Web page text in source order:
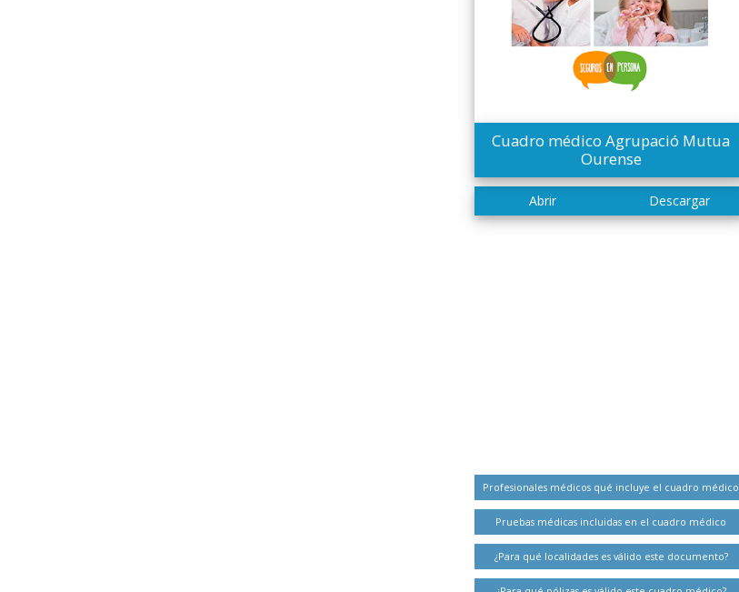
Cuadro médico Agrupació Mutua
Ourense
Profesionales médicos qué incluye el cuadro médico
Pruebas médicas incluidas en el cuadro médico
¿Para qué localidades es válido este documento?